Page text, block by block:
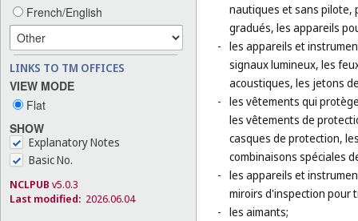
French/English
LINKS TO TM OFFICES
VIEW MODE
Flat
SHOW
Explanatory Notes
Basic No.
NCLPUB v5.0.3
Last modified: 2026.06.04
nautiques et sans pilote,
gradués, les appareils
- les appareils et
signaux lumineux, les
acoustiques, les jetons
- les vêtements qui
les vêtements de
casques de protection,
combinaisons spéciales
- les appareils et
miroirs d'inspection pour
- les aimants;